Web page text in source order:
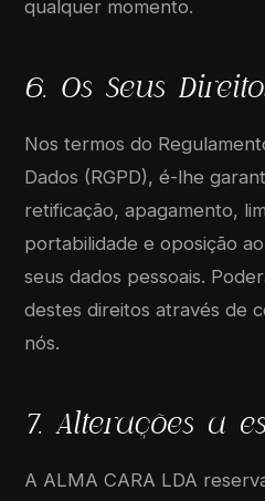
qualquer momento.
6. Os Seus
Nos termos do
Dados (RGPD), é-lhe
retificação, apagamento,
portabilidade e oposição
seus dados pessoais.
destes direitos através de
nós.
7. Alterações a
A ALMA CARA LDA